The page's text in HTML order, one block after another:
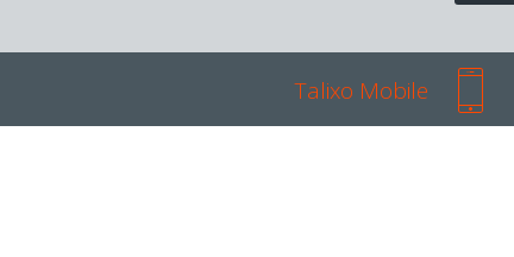
Talixo Mobile